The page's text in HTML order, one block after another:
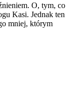
O, tym, co
Kasi. Jednak ten
mniej, którym